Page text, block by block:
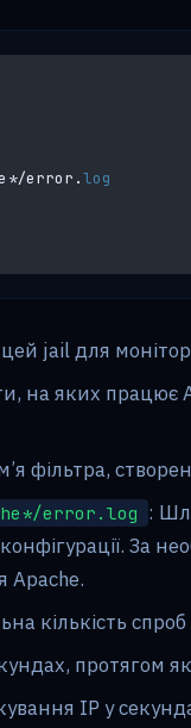
error.log
jail для
на яких працює
фільтра,
error.log :
За
Apache.
кількість
протягом
IP у